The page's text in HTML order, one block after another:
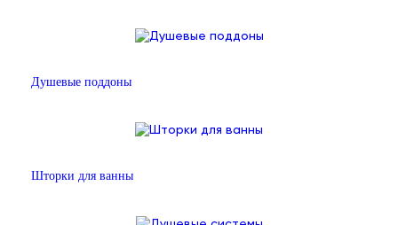
Душевые поддоны
Шторки для ванны